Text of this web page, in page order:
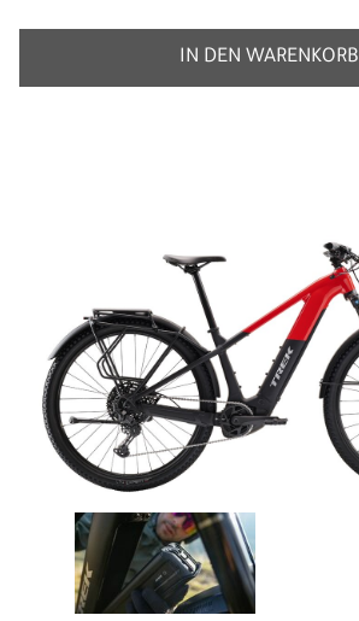
IN DEN WARENKORB